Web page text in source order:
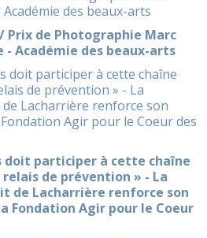
Prix de Photographie Marc
Académie des beaux-arts
doit participer à cette chaîne
de prévention » - La
de Lacharrière renforce son
Fondation Agir pour le Coeur